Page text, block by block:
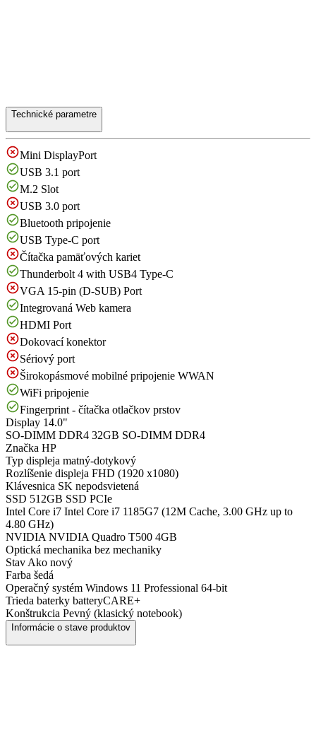
Technické parametre
Mini DisplayPort
USB 3.1 port
M.2 Slot
USB 3.0 port
Bluetooth pripojenie
USB Type-C port
Čítačka pamäťových kariet
Thunderbolt 4 with USB4 Type-C
VGA 15-pin (D-SUB) Port
Integrovaná Web kamera
HDMI Port
Dokovací konektor
Sériový port
Širokopásmové mobilné pripojenie WWAN
WiFi pripojenie
Fingerprint - čítačka otlačkov prstov
Display 14.0"
SO-DIMM DDR4 32GB SO-DIMM DDR4
Značka HP
Typ displeja matný-dotykový
Rozlíšenie displeja FHD (1920 x1080)
Klávesnica SK nepodsvietená
SSD 512GB SSD PCIe
Intel Core i7 Intel Core i7 1185G7 (12M Cache, 3.00 GHz up to
4.80 GHz)
NVIDIA NVIDIA Quadro T500 4GB
Optická mechanika bez mechaniky
Stav Ako nový
Farba šedá
Operačný systém Windows 11 Professional 64-bit
Trieda baterky batteryCARE+
Konštrukcia Pevný (klasický notebook)
Informácie o stave produktov